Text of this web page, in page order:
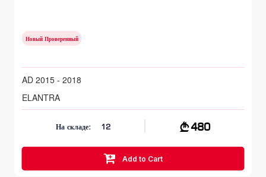
Новый Проверенный
AD 2015 - 2018
ELANTRA
На складе: 12 480
Add to Cart